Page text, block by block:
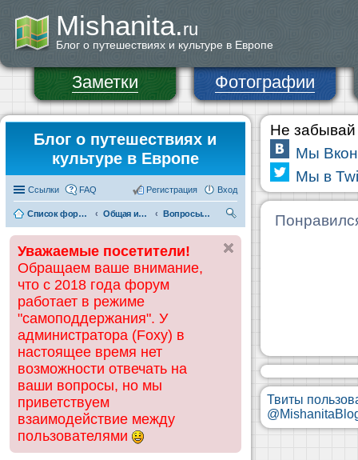
Mishanita.ru
Блог о путешествиях и культуре в Европе
Заметки Фотографии
Блог о путешествиях и
культуре в Европе
Ссылки FAQ Вход
Регистрация
Список форумов Общая информация Вопросы по бронированию билетов
ск
Уважаемые посетители!
Обращаем ваше внимание,
что с 2018 года форум
работает в режиме
"самоподдержания". У
администратора (Foxy) в
настоящее время нет
возможности отвечать на
ваши вопросы, но мы
приветствуем
взаимодействие между
пользователями
Не забывай
Мы
Мы в
Твиты